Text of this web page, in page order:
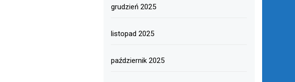
grudzień 2025
listopad 2025
październik 2025